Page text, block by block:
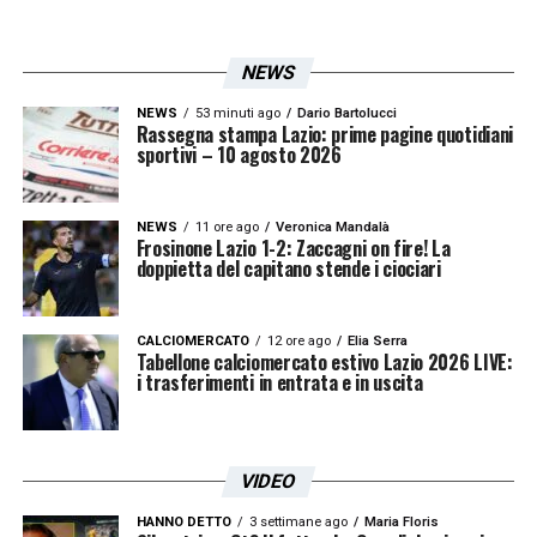
Gattuso.
Non mancano, ovviamente, le suggestioni
romantiche legate ai grandi ex che hanno
scritto pagine indelebili della storia del club,
con i nomi diSergio Conceicaoe
dell’indimenticatoMiroslav Kloseche
continuano ad accendere l’entusiasmo della
tifoseria.
Tuttavia, proprio in queste ore febbrili, nel
improvvisamente emerso un profilo nuovo,
una pista internazionale pronta a sparigliare
NEWS
NEWS 53 minuti ago Dario Bartolucci
Rassegna stampa Lazio: prime pagine quotidiani
sportivi – 10 agosto 2026
NEWS 11 ore ago Veronica Mandalà
Frosinone Lazio 1-2: Zaccagni on fire! La
doppietta del capitano stende i ciociari
CALCIOMERCATO 12 ore ago Elia Serra
Tabellone calciomercato estivo Lazio 2026 LIVE:
i trasferimenti in entrata e in uscita
VIDEO
HANNO DETTO 3 settimane ago Maria Floris